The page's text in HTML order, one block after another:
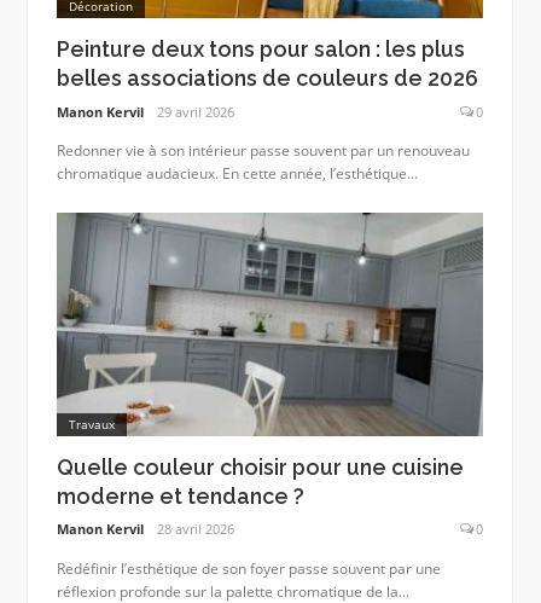
Décoration
Peinture deux tons pour salon : les plus
belles associations de couleurs de 2026
Manon Kervil 29 avril 2026 0
Redonner vie à son intérieur passe souvent par un renouveau
chromatique audacieux. En cette année, l’esthétique...
Travaux
Quelle couleur choisir pour une cuisine
moderne et tendance ?
Manon Kervil 28 avril 2026 0
Redéfinir l’esthétique de son foyer passe souvent par une
réflexion profonde sur la palette chromatique de la...